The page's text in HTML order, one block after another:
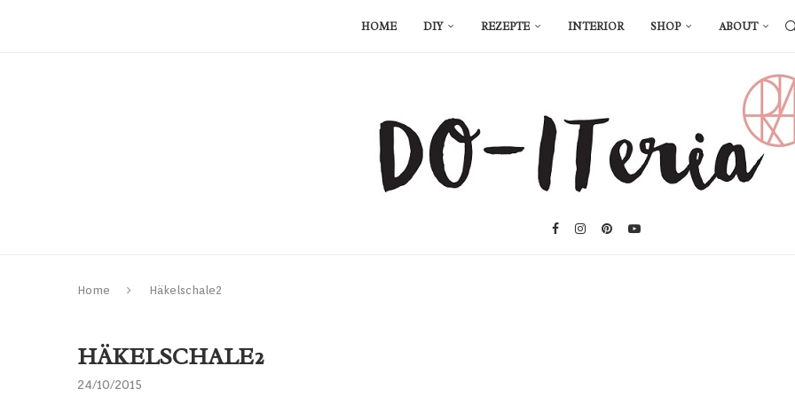
HOME DIY REZEPTE INTERIOR SHOP ABOUT
Home Häkelschale2
HÄKELSCHALE2
24/10/2015